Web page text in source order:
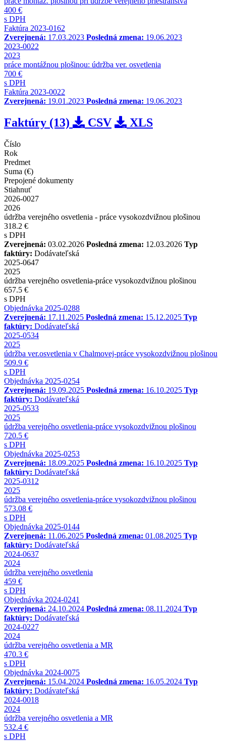
400 €
s DPH
Faktúra 2023-0162
Zverejnená: 17.03.2023 Posledná zmena: 19.06.2023
2023-0022
2023
práce montážnou plošinou: údržba ver. osvetlenia
700 €
s DPH
Faktúra 2023-0022
Zverejnená: 19.01.2023 Posledná zmena: 19.06.2023
Faktúry (13) CSV XLS
Číslo
Rok
Predmet
Suma (€)
Prepojené dokumenty
Stiahnuť
2026-0027
2026
údržba verejného osvetlenia - práce vysokozdvižnou plošinou
318.2 €
s DPH
Zverejnená: 03.02.2026 Posledná zmena: 12.03.2026 Typ
faktúry: Dodávateľská
2025-0647
2025
údržba verejného osvetlenia-práce vysokozdvižnou plošinou
657.5 €
s DPH
Objednávka 2025-0288
Zverejnená: 17.11.2025 Posledná zmena: 15.12.2025 Typ
faktúry: Dodávateľská
2025-0534
2025
údržba ver.osvetlenia v Chalmovej-práce vysokozdvižnou plošinou
509.9 €
s DPH
Objednávka 2025-0254
Zverejnená: 19.09.2025 Posledná zmena: 16.10.2025 Typ
faktúry: Dodávateľská
2025-0533
2025
údržba verejného osvetlenia-práce vysokozdvižnou plošinou
720.5 €
s DPH
Objednávka 2025-0253
Zverejnená: 18.09.2025 Posledná zmena: 16.10.2025 Typ
faktúry: Dodávateľská
2025-0312
2025
údržba verejného osvetlenia-práce vysokozdvižnou plošinou
573.08 €
s DPH
Objednávka 2025-0144
Zverejnená: 11.06.2025 Posledná zmena: 01.08.2025 Typ
faktúry: Dodávateľská
2024-0637
2024
údržba verejného osvetlenia
459 €
s DPH
Objednávka 2024-0241
Zverejnená: 24.10.2024 Posledná zmena: 08.11.2024 Typ
faktúry: Dodávateľská
2024-0227
2024
údržba verejného osvetlenia a MR
470.3 €
s DPH
Objednávka 2024-0075
Zverejnená: 15.04.2024 Posledná zmena: 16.05.2024 Typ
faktúry: Dodávateľská
2024-0018
2024
údržba verejného osvetlenia a MR
532.4 €
s DPH